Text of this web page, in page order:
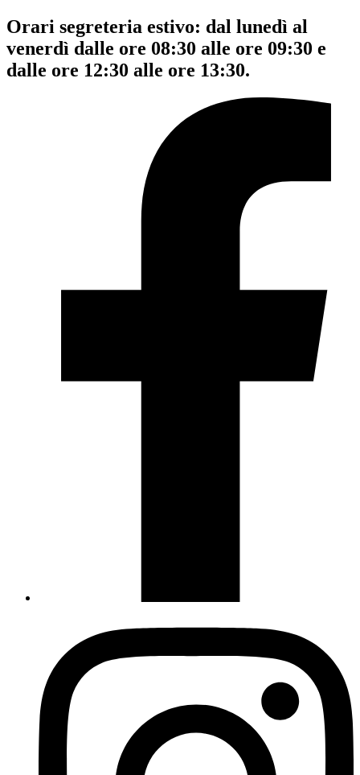
Orari segreteria estivo: dal lunedì al
venerdì dalle ore 08:30 alle ore 09:30 e
dalle ore 12:30 alle ore 13:30.